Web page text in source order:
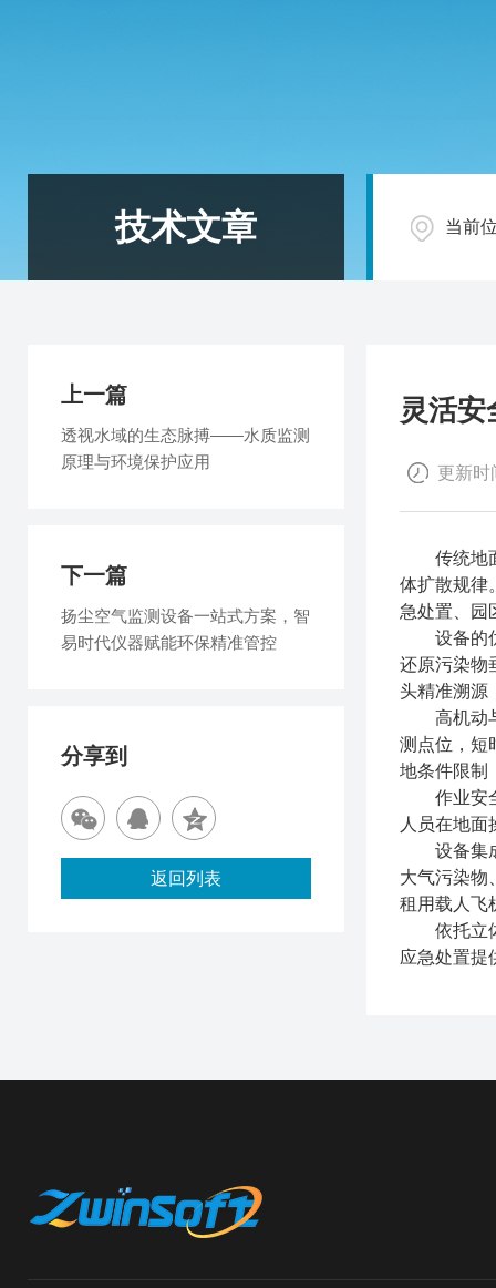
技术文章 当前
灵活
更新时
传统地
体扩散规律
急处置、园
设备的
还原污染物
头精准溯源
高机动
测点位，短
地条件限制
作业安
人员在地
设备集
大气污染物
租用载人飞
依托立
应急处置提
上一篇
透视水域的生态脉搏——水质监测
原理与环境保护应用
下一篇
扬尘空气监测设备一站式方案，智
易时代仪器赋能环保精准管控
分享到
返回列表